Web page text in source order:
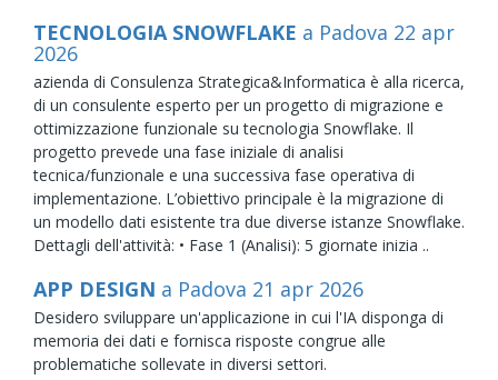
TECNOLOGIA SNOWFLAKE a Padova 22 apr
2026
azienda di Consulenza Strategica&Informatica è alla ricerca,
di un consulente esperto per un progetto di migrazione e
ottimizzazione funzionale su tecnologia Snowflake. Il
progetto prevede una fase iniziale di analisi
tecnica/funzionale e una successiva fase operativa di
implementazione. L’obiettivo principale è la migrazione di
un modello dati esistente tra due diverse istanze Snowflake.
Dettagli dell'attività: • Fase 1 (Analisi): 5 giornate inizia ..
APP DESIGN a Padova 21 apr 2026
Desidero sviluppare un'applicazione in cui l'IA disponga di
memoria dei dati e fornisca risposte congrue alle
problematiche sollevate in diversi settori.